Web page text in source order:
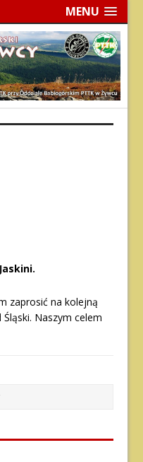
MENU
zaprosić na kolejną
Naszym celem